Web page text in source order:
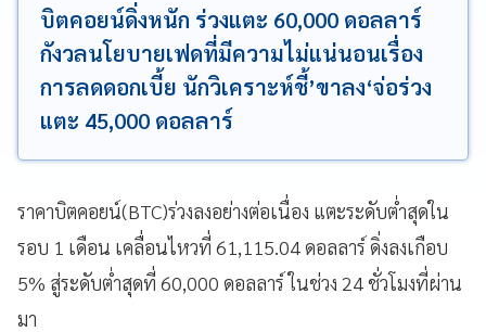
บิตคอยน์ดิ่งหนัก ร่วงแตะ 60,000 ดอลลาร์
กังวลนโยบายเฟดที่มีความไม่แน่นอนเรื่อง
การลดดอกเบี้ย นักวิเคราะห์ชี้’ขาลง‘จ่อร่วง
แตะ 45,000 ดอลลาร์
ราคาบิตคอยน์(BTC)ร่วงลงอย่างต่อเนื่อง แตะระดับต่ำสุดใน
รอบ 1 เดือน เคลื่อนไหวที่ 61,115.04 ดอลลาร์ ดิ่งลงเกือบ
5% สู่ระดับต่ำสุดที่ 60,000 ดอลลาร์ ในช่วง 24 ชั่วโมงที่ผ่าน
มา